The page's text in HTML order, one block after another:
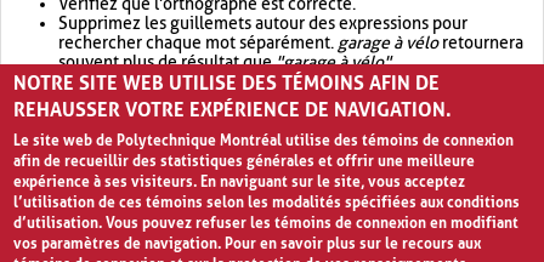
Supprimez les guillemets autour des expressions pour
rechercher chaque mot séparément. garage à véloretournera
souvent plus de résultat que"garage à vélo".
Envisagez d'élargir votre recherche avec OR.garage OR vélo
retournera souvent plus de résultat quegarage à vélo
NOTRE SITE WEB UTILISE DES TÉMOINS AFIN DE
REHAUSSER VOTRE EXPÉRIENCE DE NAVIGATION.
Le site web de Polytechnique Montréal utilise des témoins de connexion
afin de recueillir des statistiques générales et offrir une meilleure
expérience à ses visiteurs. En naviguant sur le site, vous acceptez
l’utilisation de ces témoins selon les modalités spécifiées aux conditions
d’utilisation. Vous pouvez refuser les témoins de connexion en modifiant
vos paramètres de navigation. Pour en savoir plus sur le recours aux